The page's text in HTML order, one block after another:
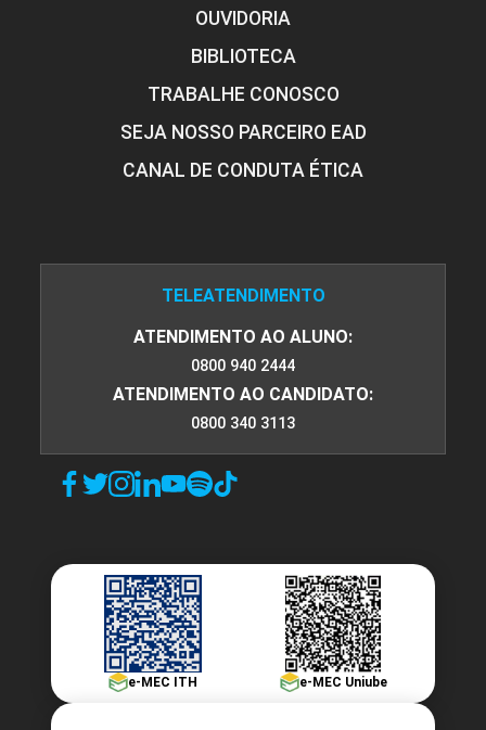
OUVIDORIA
BIBLIOTECA
TRABALHE CONOSCO
SEJA NOSSO PARCEIRO EAD
CANAL DE CONDUTA ÉTICA
TELEATENDIMENTO
ATENDIMENTO AO ALUNO:
0800 940 2444
ATENDIMENTO AO CANDIDATO:
0800 340 3113
e-MEC ITH e-MEC Uniube